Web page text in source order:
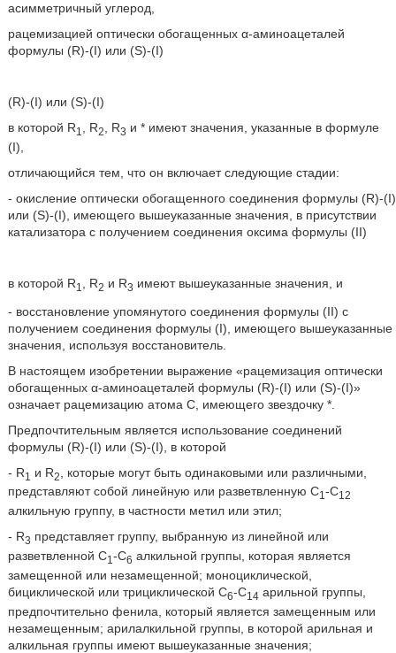
асимметричный углерод,
рацемизацией оптически обогащенных α-аминоацеталей
формулы (R)-(I) или (S)-(I)
(R)-(I) или (S)-(I)
в которой R1 , R2 , R3 и * имеют значения, указанные в формуле
(I),
отличающийся тем, что он включает следующие стадии:
- окисление оптически обогащенного соединения формулы (R)-(I)
или (S)-(I), имеющего вышеуказанные значения, в присутствии
катализатора с получением соединения оксима формулы (II)
в которой R1 , R2 и R3 имеют вышеуказанные значения, и
- восстановление упомянутого соединения формулы (II) с
получением соединения формулы (I), имеющего вышеуказанные
значения, используя восстановитель.
В настоящем изобретении выражение «рацемизация оптически
обогащенных α-аминоацеталей формулы (R)-(I) или (S)-(I)»
означает рацемизацию атома С, имеющего звездочку *.
Предпочтительным является использование соединений
формулы (R)-(I) или (S)-(I), в которой
- R1 и R2
, которые могут быть одинаковыми или различными,
представляют собой линейную или разветвленную С1 -С12
алкильную группу, в частности метил или этил;
- R3 представляет группу, выбранную из линейной или
разветвленной С1 -С6 алкильной группы, которая является
замещенной или незамещенной; моноциклической,
бициклической или трициклической С6-С14 арильной группы,
предпочтительно фенила, который является замещенным или
незамещенным; арилалкильной группы, в которой арильная и
алкильная группы имеют вышеуказанные значения;